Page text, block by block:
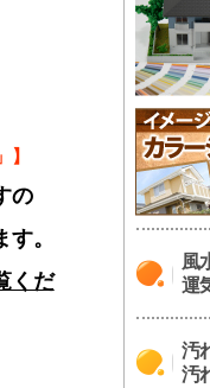
の
。
くだ
風
運
汚
汚